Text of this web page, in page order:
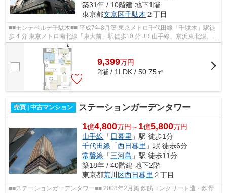
築31年 / 10階建 地下1階
東京都文京区千駄木 ２丁目
■■モンテベルデ千駄木■■ 平成7年8月築 東京メトロ千代田線「千駄木」駅徒
歩 4 分 東京メトロ南北線「東大前」駅徒歩10 分 JR 山手線、京浜東北線、常
磐線、京成本線、日暮里舎人ライ...
9,399万円
2階 / 1LDK / 50.75㎡
売買 | 中古マンション ステーションガーデンタワー
1億4,800万円～ 1億5,800万円
山手線 「 日暮里 」駅 徒歩1分
千代田線 「西日暮里 」駅 徒歩6分
常磐線 「三河島 」駅 徒歩11分
築18年 / 40階建 地下2階
東京都荒川区西日暮里 ２丁目
■■ステーションガーデンタワー■■ 2008年2月築 鉄筋コンクリート造・鉄骨